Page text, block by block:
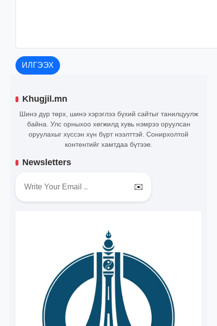
ИЛГЭЭХ
Khugjil.mn
Шинэ дүр төрх, шинэ хэрэглээ бүхий сайтыг танилцуулж
байна. Улс орныхоо хөгжилд хувь нэмрээ оруулсан
оруулахыг хүссэн хүн бүрт нээлттэй. Сонирхолтой
контентийг хамтдаа бүтээе.
Newsletters
✉️